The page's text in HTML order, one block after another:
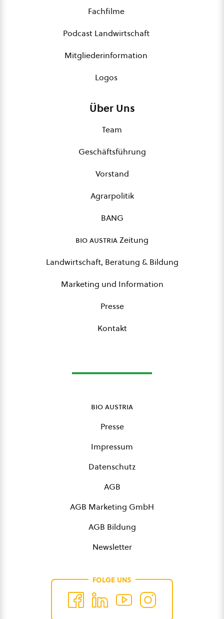
Fachfilme
Podcast Landwirtschaft
Mitgliederinformation
Logos
Über Uns
Team
Geschäftsführung
Vorstand
Agrarpolitik
BANG
bio austriaZeitung
Landwirtschaft, Beratung & Bildung
Marketing und Information
Presse
Kontakt
bio austria
Presse
Impressum
Datenschutz
AGB
AGB Marketing GmbH
AGB Bildung
Newsletter
FOLGE UNS